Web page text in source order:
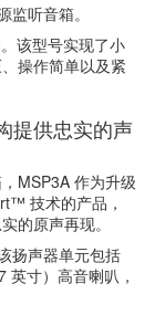
听音箱。
该型号实现了小
操作简单以及紧
提供忠实的声
MSP3A 作为升级
技术的产品，
的原声再现。
扬声器单元包括
寸）高音喇叭，